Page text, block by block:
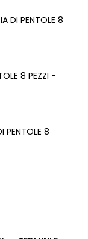
DI PENTOLE 8
8 PEZZI -
PENTOLE 8